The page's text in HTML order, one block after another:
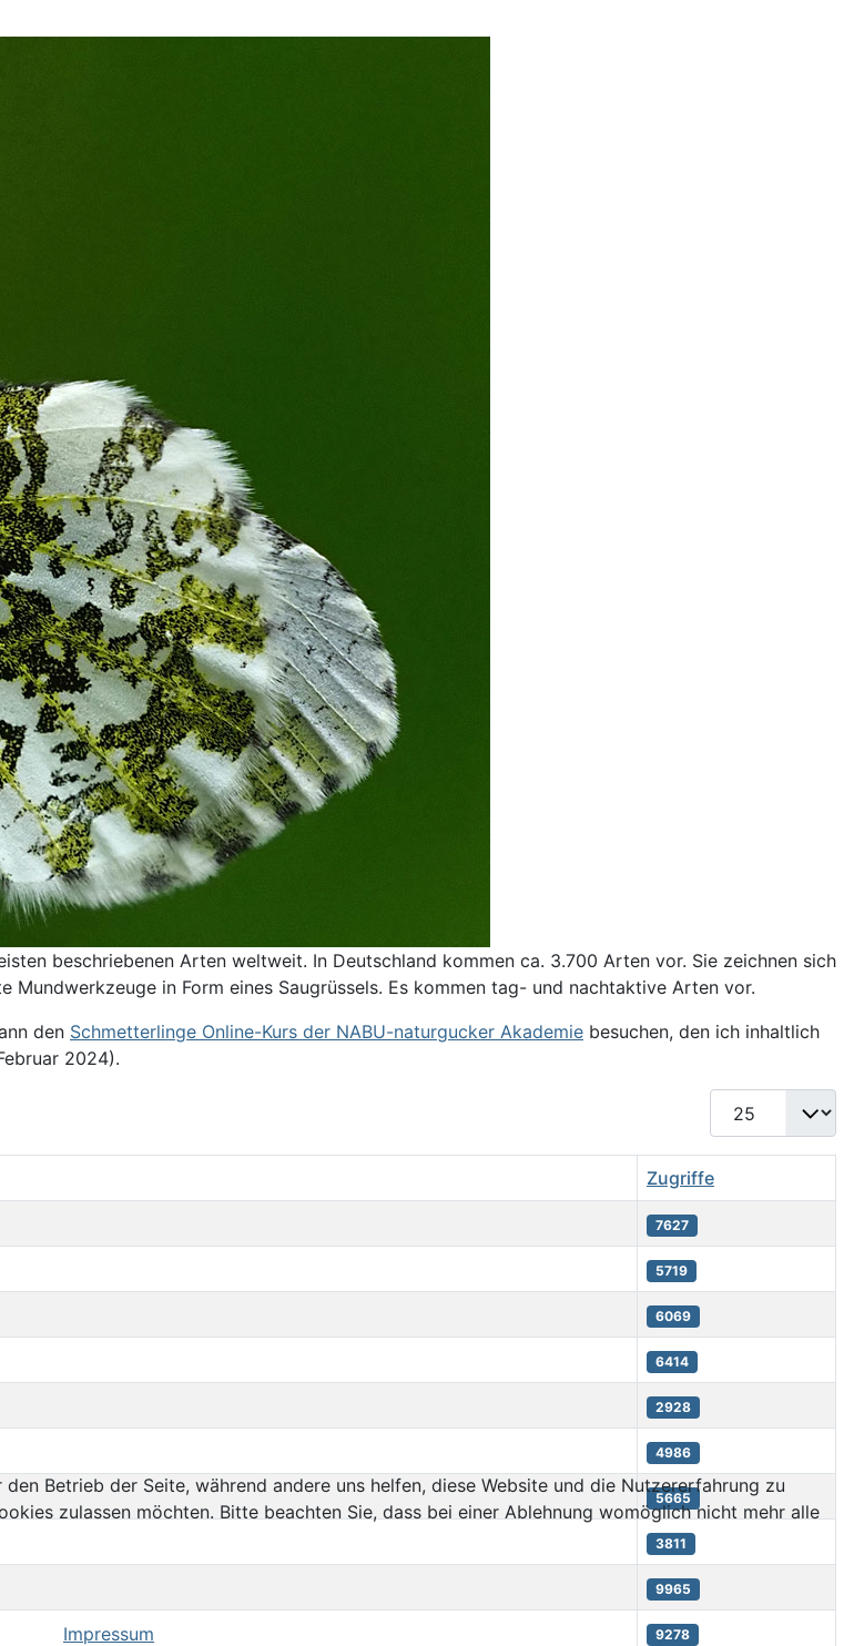
beschriebenen Arten weltweit. In Deutschland kommen ca. 3.700 Arten vor. Sie zeichnen sich
in Form eines Saugrüssels. Es kommen tag- und nachtaktive Arten vor.
den Schmetterlinge Online-Kurs der NABU-naturgucker Akademie besuchen, den ich inhaltlich
2024).
Anzeige #
Zugriffe
7627
5719
6069
6414
2928
4986
5665
3811
9965
9278
Betrieb der Seite, während andere uns helfen, diese Website und die Nutzererfahrung zu
zulassen möchten. Bitte beachten Sie, dass bei einer Ablehnung womöglich nicht mehr alle
Impressum